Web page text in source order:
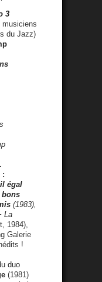
3
du Jazz)
:
égal
bons
(1983),
La
1984),
Galerie
!
duo
(1981)